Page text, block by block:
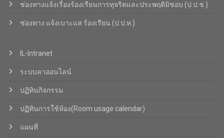
ช่องทางแจ้งเรื่องร้องเรียนการทุจริตและประพฤติมิชอบ (ป.ป.ช.)
ช่องทาง แจ้งเบาะแส ร้องเรียน (ป.ป.ท.)
IL-Intranet
ระบบลาออนไลน์
ปฏิทินกิจกรรม
ปฏิทินการใช้ห้อง(Room usage calendar)
แผนที่